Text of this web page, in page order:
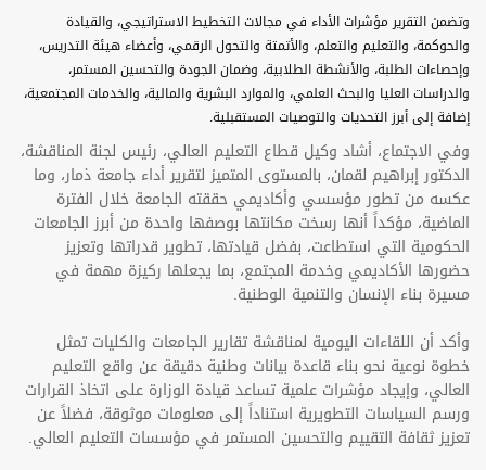
وتضمن التقرير مؤشرات الأداء في مجالات التخطيط الاستراتيجي، والقيادة
والحوكمة، والتعليم والتعلم، والأتمتة والتحول الرقمي، وأعضاء هيئة التدريس،
وإحصاءات الطلبة، والأنشطة الطلابية، وضمان الجودة والتحسين المستمر،
والدراسات العليا والبحث العلمي، والموارد البشرية والمالية، والخدمات المجتمعية،
إضافة إلى أبرز التحديات والتوصيات المستقبلية.
وفي الاجتماع، أشاد وكيل قطاع التعليم العالي، رئيس لجنة المناقشة،
الدكتور إبراهيم لقمان، بالمستوى المتميز لتقرير أداء جامعة ذمار، وما
عكسه من تطور مؤسسي وأكاديمي حققته الجامعة خلال الفترة
الماضية، مؤكداً أنها رسخت مكانتها بوصفها واحدة من أبرز الجامعات
الحكومية التي استطاعت، بفضل قيادتها، تطوير قدراتها وتعزيز
حضورها الأكاديمي وخدمة المجتمع، بما يجعلها ركيزة مهمة في
مسيرة بناء الإنسان والتنمية الوطنية.
وأكد أن اللقاءات اليومية لمناقشة تقارير الجامعات والكليات تمثل
خطوة نوعية نحو بناء قاعدة بيانات وطنية دقيقة عن واقع التعليم
العالي، وإيجاد مؤشرات علمية تساعد قيادة الوزارة على اتخاذ القرارات
ورسم السياسات التطويرية استناداً إلى معلومات موثوقة، فضلاً عن
تعزيز ثقافة التقييم والتحسين المستمر في مؤسسات التعليم العالي.